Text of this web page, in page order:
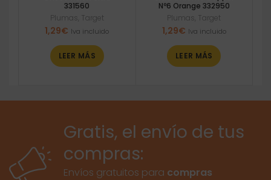
331560
Plumas Target
1,29€ Iva incluido
LEER MÁS
Nº6 Orange 332950
Plumas Target
1,29€ Iva incluido
LEER MÁS
Gratis, el envío de tus
compras:
Envíos gratuitos para compras